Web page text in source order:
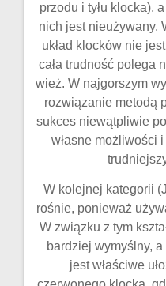
przodu i tyłu klocka),
nich jest nieużywany.
układ klocków nie
cała trudność polega
wież. W najgorszym
rozwiązanie metodą
sukces niewątpliwie
własne możliwości
W kolejnej kategorii
rośnie, ponieważ
W związku z tym
bardziej wymyślny,
jest właściwe